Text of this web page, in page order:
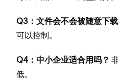
Q3：文件会不会被随意下
可以控制。
Q4：中小企业适合用吗？
低。